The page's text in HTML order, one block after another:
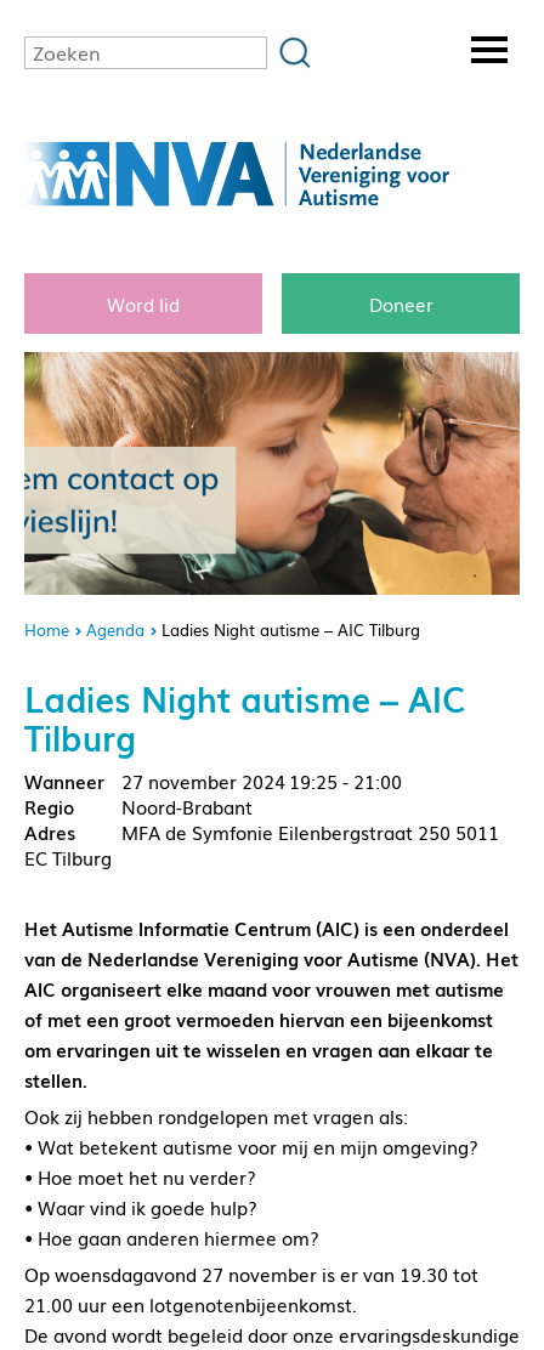
Word lid Doneer
Home Agenda Ladies Night autisme – AIC Tilburg
Ladies Night autisme – AIC
Tilburg
27 november 2024 19:25 - 21:00
Noord-Brabant
MFA de Symfonie Eilenbergstraat 250 5011
EC Tilburg
Het Autisme Informatie Centrum (AIC) is een onderdeel
van de Nederlandse Vereniging voor Autisme (NVA). Het
AIC organiseert elke maand voor vrouwen met autisme
of met een groot vermoeden hiervan een bijeenkomst
om ervaringen uit te wisselen en vragen aan elkaar te
stellen.
Ook zij hebben rondgelopen met vragen als:
• Wat betekent autisme voor mij en mijn omgeving?
• Hoe moet het nu verder?
• Waar vind ik goede hulp?
• Hoe gaan anderen hiermee om?
Op woensdagavond 27 november is er van 19.30 tot
21.00 uur een lotgenotenbijeenkomst.
De avond wordt begeleid door onze ervaringsdeskundige